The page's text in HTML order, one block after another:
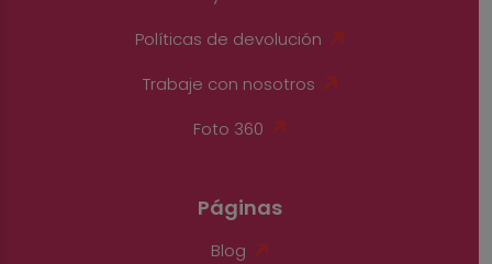
Políticas de devolución
Trabaje con nosotros
Foto 360
Páginas
Blog